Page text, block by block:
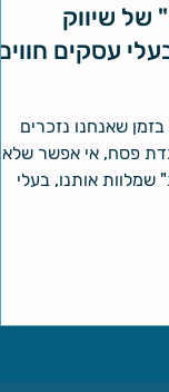
של שיווק
עסקים חווים
שאנחנו נזכרים
פסח, אי אפשר שלא
אותנו, בעלי